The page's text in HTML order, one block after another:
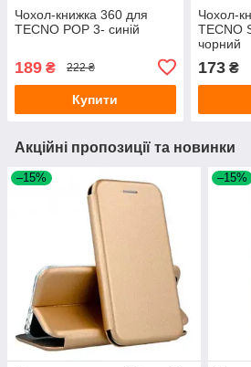
Чохол-книжка 360 для
TECNO POP 3- синій
189 ₴ 222 ₴
Купити
Чохол-
TECNO
чорний
173₴
Акційні пропозиції та новинки
–15% –15%